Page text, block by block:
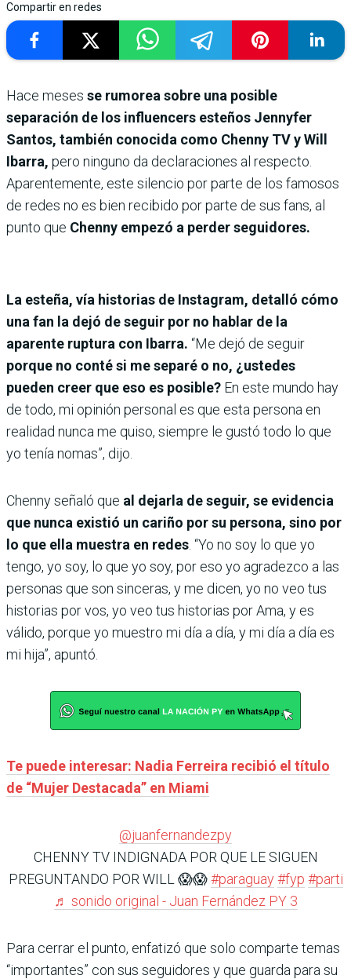
Compartir en redes
Hace meses se rumorea sobre una posible
separación de los influencers esteños Jennyfer
Santos, también conocida como Chenny TV y Will
Ibarra, pero ninguno da declaraciones al respecto.
Aparentemente, este silencio por parte de los famosos
de redes no es bien recibido por parte de sus fans, al
punto que Chenny empezó a perder seguidores.
La esteña, vía historias de Instagram, detalló cómo
una fan la dejó de seguir por no hablar de la
aparente ruptura con Ibarra. “Me dejó de seguir
porque no conté si me separé o no, ¿ustedes
pueden creer que eso es posible? En este mundo hay
de todo, mi opinión personal es que esta persona en
realidad nunca me quiso, siempre le gustó todo lo que
yo tenía nomas”, dijo.
Chenny señaló que al dejarla de seguir, se evidencia
que nunca existió un cariño por su persona, sino por
lo que ella muestra en redes . “Yo no soy lo que yo
tengo, yo soy, lo que yo soy, por eso yo agradezco a las
personas que son sinceras, y me dicen, yo no veo tus
historias por vos, yo veo tus historias por Ama, y es
válido, porque yo muestro mi día a día, y mi día a día es
mi hija”, apuntó.
Te puede interesar: Nadia Ferreira recibió el título
de “Mujer Destacada” en Miami
@juanfernandezpy
CHENNY TV INDIGNADA POR QUE LE SIGUEN
PREGUNTANDO POR WILL 😱😱#paraguay #fyp #parti
♬ sonido original - Juan Fernández PY 3
Para cerrar el punto, enfatizó que solo comparte temas
“importantes” con sus seguidores y que guarda para su